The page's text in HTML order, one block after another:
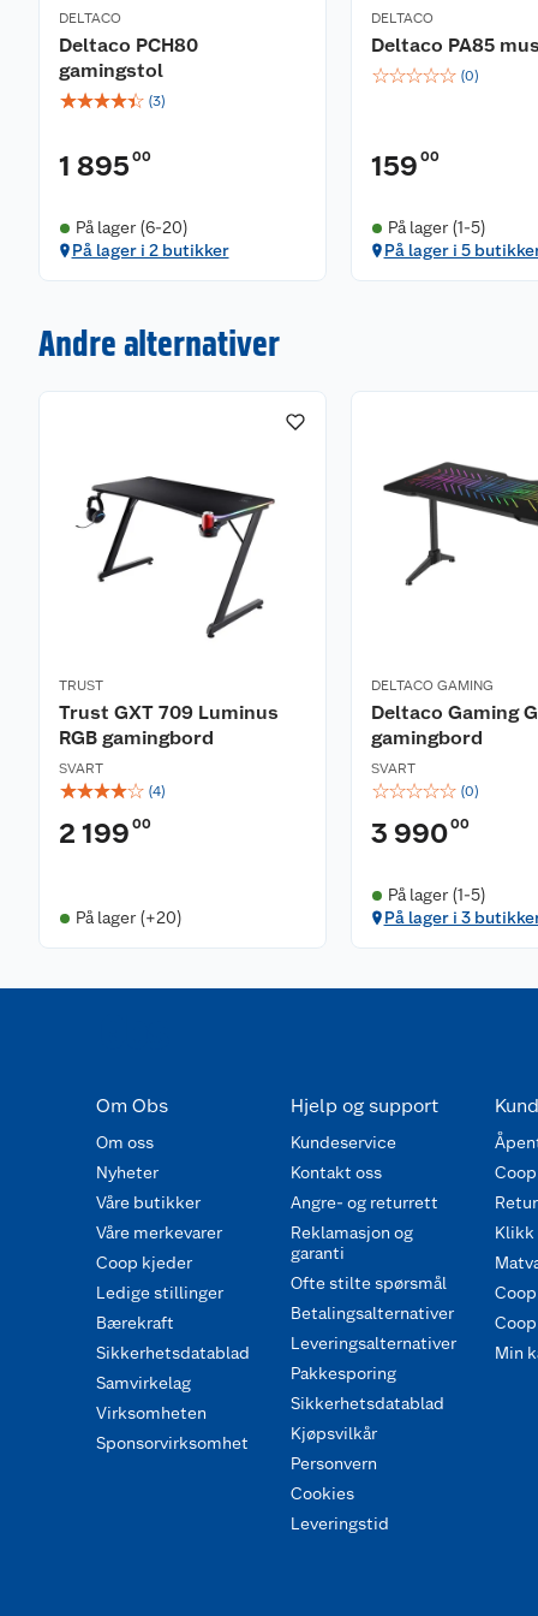
DELTACO
Deltaco PCH80
gamingstol
☆☆☆☆☆ (3)
1 895 00
På lager (6-20)
På lager i 2 butikker
DELTACO
Deltaco PA85
☆☆☆☆☆ (0)
159 00
På lager (1-5)
På lager i 5
Andre alternativer
TRUST
Trust GXT 709 Luminus
RGB gamingbord
SVART
☆☆☆☆☆ (4)
2 199 00
På lager (+20)
DELTACO GAMING
Deltaco Gaming
gamingbord
SVART
☆☆☆☆☆ (0)
3 99000
På lager (1-5)
På lager i 3
Om Obs
Om oss
Nyheter
Våre butikker
Våre merkevarer
Coop kjeder
Ledige stillinger
Bærekraft
Sikkerhetsdatablad
Samvirkelag
Virksomheten
Sponsorvirksomhet
Hjelp og support
Kundeservice
Kontakt oss
Angre- og returrett
Reklamasjon og
garanti
Ofte stilte spørsmål
Betalingsalternativer
Leveringsalternativer
Pakkesporing
Sikkerhetsdatablad
Kjøpsvilkår
Personvern
Cookies
Leveringstid
Klikk
Min